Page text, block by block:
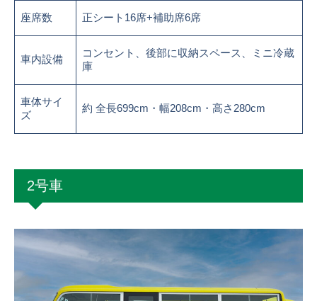
座席数 正シート16席+補助席6席
車内設備
コンセント、後部に収納スペース、ミニ冷蔵
庫
車体サイ
ズ
約 全長699cm・幅208cm・高さ280cm
2号車